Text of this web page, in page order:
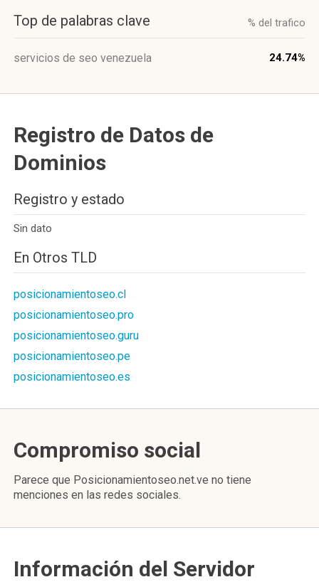
Top de palabras clave % del trafico
servicios de seo venezuela 24.74%
Registro de Datos de
Dominios
Registro y estado
Sin dato
En Otros TLD
posicionamientoseo.cl
posicionamientoseo.pro
posicionamientoseo.guru
posicionamientoseo.pe
posicionamientoseo.es
Compromiso social
Parece que Posicionamientoseo.net.ve no tiene
menciones en las redes sociales.
Información del Servidor